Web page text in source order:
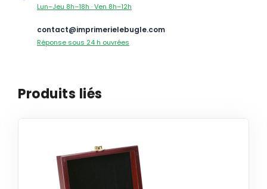
Lun–Jeu 8h–18h · Ven 8h–12h
contact@imprimerielebugle.com
Réponse sous 24 h ouvrées
Produits liés